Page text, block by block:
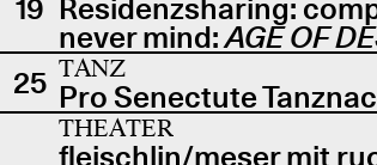
19 Residenzsharing:
never mind:AGE OF
25 TANZ
Pro Senectute
THEATER
fleischlin/meser mit